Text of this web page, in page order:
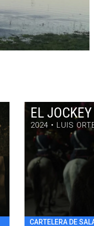
EL JOCKEY
2024 • LUIS
CARTELERA DE
EL JOCKEY
DRAMA / 97' /
VIE 31/7 22:30 h